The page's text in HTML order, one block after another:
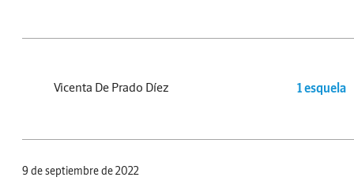
Vicenta De Prado Díez 1 esquela
9 de septiembre de 2022